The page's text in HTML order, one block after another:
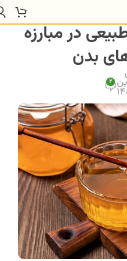
در مبارزه
بدن
2